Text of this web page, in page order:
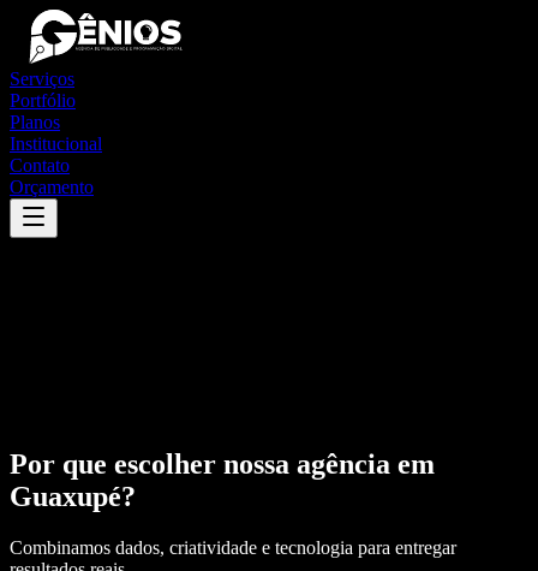
Serviços
Portfólio
Planos
Institucional
Contato
Orçamento
Por que escolher nossa agência em
Guaxupé?
Combinamos dados, criatividade e tecnologia para entregar